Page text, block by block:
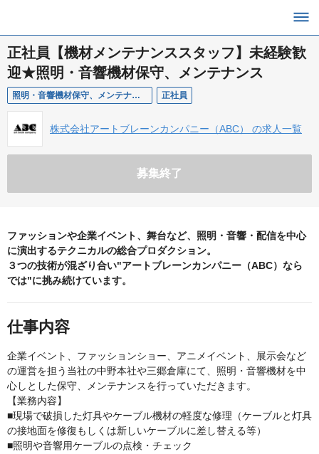
正社員【機材メンテナンススタッフ】未経験歓
迎★照明・音響機材保守、メンテナンス
照明・音響機材保守、メンテナンスする部門 正社員
株式会社アートブレーンカンパニー（ABC） の求人一覧
募集終了
ファッションや企業イベント、舞台など、照明・音響・配信を中心
に演出するテクニカルの総合プロダクション。
３つの技術が混ざり合い"アートブレーンカンパニー（ABC）なら
では"に挑み続けています。
仕事内容
企業イベント、ファッションショー、アニメイベント、展示会など
の運営を担う当社の中野本社や三郷倉庫にて、照明・音響機材を中
心しとした保守、メンテナンスを行っていただきます。
【業務内容】
■現場で破損した灯具やケーブル機材の軽度な修理（ケーブルと灯具
の接地面を修復もしくは新しいケーブルに差し替える等）
■照明や音響用ケーブルの点検・チェック